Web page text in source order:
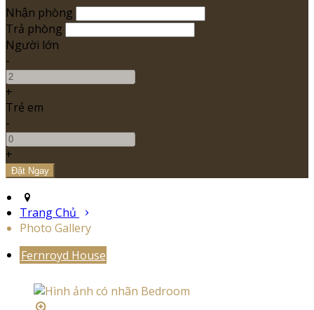
Nhận phòng
Trả phòng
Người lớn
-
+
Trẻ em
-
+
Trang Chủ
Photo Gallery
Fernroyd House